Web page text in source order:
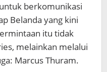
berkomunikasi
Belanda yang kini
itu tidak
melainkan melalui
Marcus Thuram.